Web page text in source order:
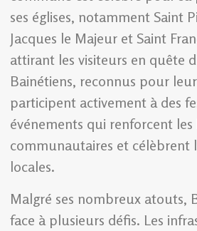
ses églises, notamment Saint
Jacques le Majeur et Saint
attirant les visiteurs en quête
Bainétiens, reconnus pour
participent activement à des
événements qui renforcent les
communautaires et célèbrent
locales.
Malgré ses nombreux atouts,
face à plusieurs défis. Les